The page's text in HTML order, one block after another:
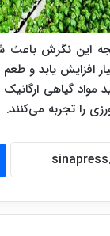
این نگرش باعث
افزایش یابد و طعم
مواد گیاهی
را تجربه می‌کنند.